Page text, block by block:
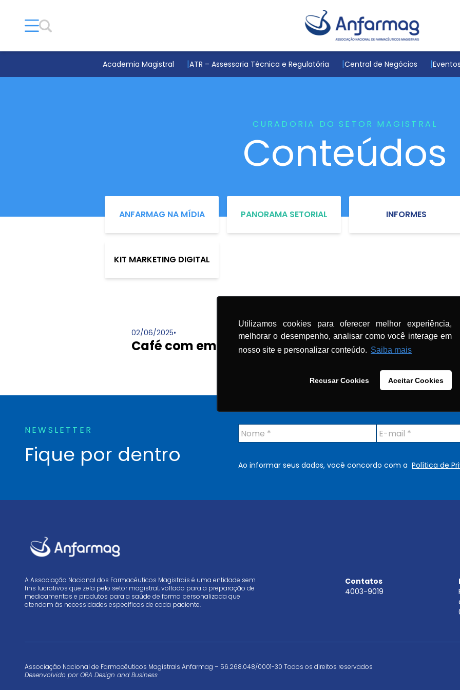
Utilizamos cookies para oferecer melhor experiência,
melhorar o desempenho, analisar como você interage em
nosso site e personalizar conteúdo. Saiba mais
Recusar Cookies Aceitar Cookies
Academia Magistral ATR – Assessoria Técnica e Regulatória Central de Negócios Eventos
CURADORIA DO SETOR MAGISTRAL
Conteúdos
ANFARMAG NA MÍDIA PANORAMA SETORIAL INFORMES
KIT MARKETING DIGITAL
Conteúdos>
02/06/2025•
Café com empresários – SC
NEWSLETTER
Fique por dentro
N
o
*
E
-
i
Ao informar seus dados, você concordo com a Política de
A Associação Nacional dos Farmacêuticos Magistrais é uma entidade sem
fins lucrativos que zela pelo setor magistral, voltado para a preparação de
medicamentos e produtos para a saúde de forma personalizada que
atendam às necessidades específicas de cada paciente.
Contatos
4003-9019
Associação Nacional de Farmacêuticos Magistrais Anfarmag – 56.268.048/0001-30 Todos os direitos reservados
Desenvolvido porORA Design and Business